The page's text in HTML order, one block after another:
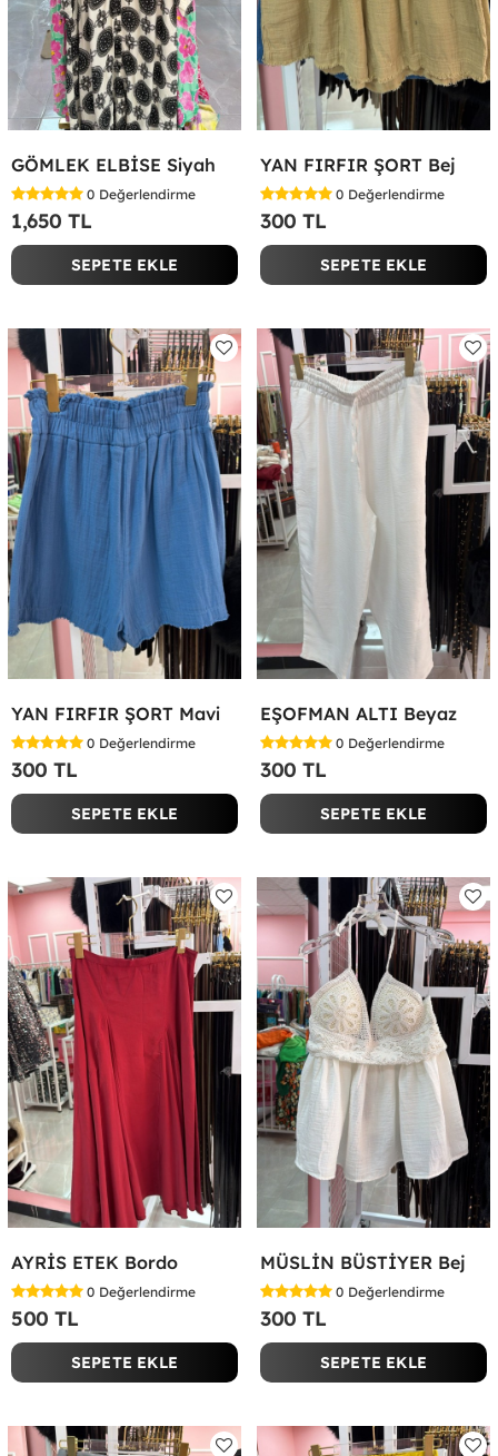
GÖMLEK ELBİSE Siyah
0 Değerlendirme
1,650 TL
SEPETE EKLE
YAN FIRFIR ŞORT Bej
0 Değerlendirme
300 TL
SEPETE EKLE
YAN FIRFIR ŞORT Mavi
0 Değerlendirme
300 TL
SEPETE EKLE
EŞOFMAN ALTI Beyaz
0 Değerlendirme
300 TL
SEPETE EKLE
AYRİS ETEK Bordo
0 Değerlendirme
500 TL
SEPETE EKLE
MÜSLİN BÜSTİYER Bej
0 Değerlendirme
300 TL
SEPETE EKLE